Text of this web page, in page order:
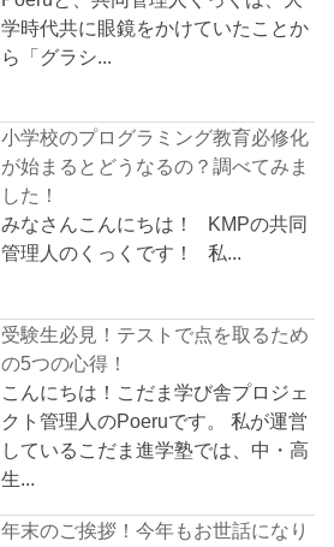
学時代共に眼鏡をかけていたことか
ら「グラシ...
小学校のプログラミング教育必修化
が始まるとどうなるの？調べてみま
した！
みなさんこんにちは！ KMPの共同
管理人のくっくです！ 私...
受験生必見！テストで点を取るため
の5つの心得！
こんにちは！こだま学び舎プロジェ
クト管理人のPoeruです。 私が運営
しているこだま進学塾では、中・高
生...
年末のご挨拶！今年もお世話になり